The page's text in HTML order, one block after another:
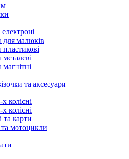
для малюків
та аксесуари
колісні
колісні
та карти
мотоцикли